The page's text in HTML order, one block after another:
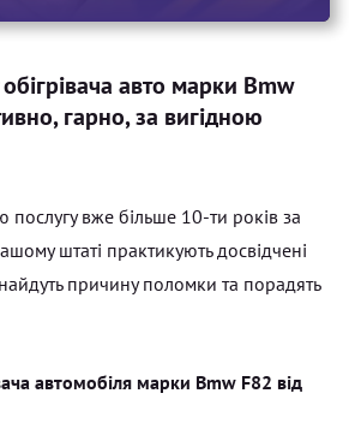
авто марки Bmw
гарно, за вигідною
вже більше 10-ти років за
штаті практикують досвідчені
причину поломки та порадять
автомобіля марки Bmw F82 від